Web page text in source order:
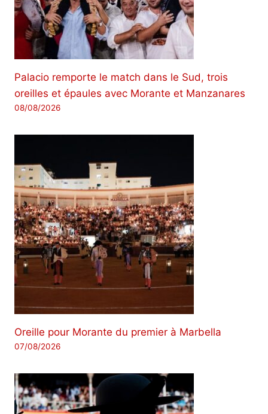
Palacio remporte le match dans le Sud, trois
oreilles et épaules avec Morante et Manzanares
08/08/2026
Oreille pour Morante du premier à Marbella
07/08/2026